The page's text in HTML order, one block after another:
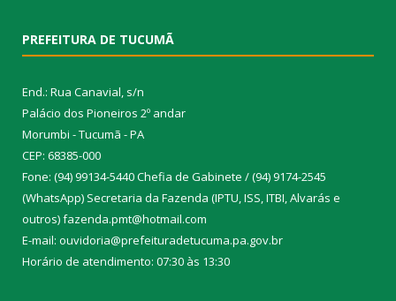
PREFEITURA DE TUCUMÃ
End.: Rua Canavial, s/n
Palácio dos Pioneiros 2º andar
Morumbi - Tucumã - PA
CEP: 68385-000
Fone: (94) 99134-5440 Chefia de Gabinete / (94) 9174-2545
(WhatsApp) Secretaria da Fazenda (IPTU, ISS, ITBI, Alvarás e
outros) fazenda.pmt@hotmail.com
E-mail: ouvidoria@prefeituradetucuma.pa.gov.br
Horário de atendimento: 07:30 às 13:30